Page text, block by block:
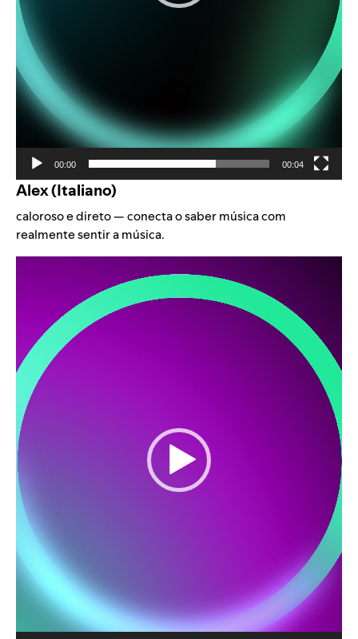
00:00 00:04
Alex (Italiano)
caloroso e direto — conecta o saber música com
realmente sentir a música.